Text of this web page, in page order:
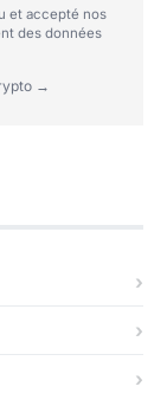
et accepté nos
des données
→